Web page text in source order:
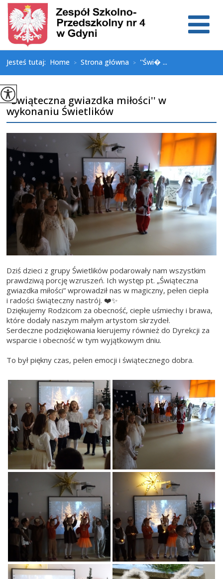
Jesteś tutaj: Home > Strona główna > ''Świ� ...
''Świąteczna gwiazdka miłości'' w
wykonaniu Świetlików
Dziś dzieci z grupy Świetlików podarowały nam wszystkim
prawdziwą porcję wzruszeń. Ich występ pt. „Świąteczna
gwiazdka miłości” wprowadził nas w magiczny, pełen ciepła
i radości świąteczny nastrój. ❤️✨
Dziękujemy Rodzicom za obecność, ciepłe uśmiechy i brawa,
które dodały naszym małym artystom skrzydeł.
Serdeczne podziękowania kierujemy również do Dyrekcji za
wsparcie i obecność w tym wyjątkowym dniu.
To był piękny czas, pełen emocji i świątecznego dobra.